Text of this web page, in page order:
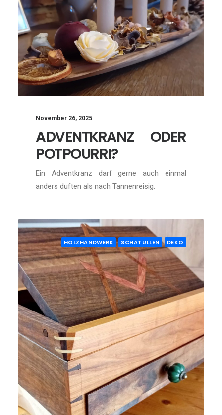
November 26, 2025
ADVENTKRANZ ODER
POTPOURRI?
Ein Adventkranz darf gerne auch einmal
anders duften als nach Tannenreisig.
HOLZHANDWERK SCHATULLEN DEKO